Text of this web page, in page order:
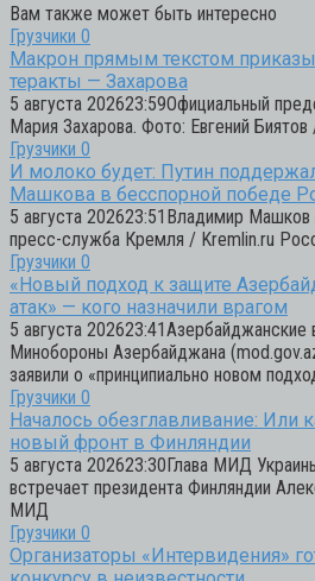
Вам также может быть интересно
Грузчики 0
Макрон прямым текстом
теракты — Захарова
5 августа 202623:59Официальный
Мария Захарова. Фото: Евгений
Грузчики 0
И молоко будет: Путин
Машкова в бесспорной победе
5 августа 202623:51Владимир
пресс-служба Кремля / Kremlin.ru
Грузчики 0
«Новый подход к защите
атак» — кого назначили врагом
5 августа
Минобороны Азербайджана
заявили о «принципиально новом
Грузчики 0
Началось обезглавливание: Или
новый фронт в Финляндии
5 августа 202623:30Глава МИД
встречает президента Финляндии
МИД
Грузчики 0
Организаторы «Интервидения»